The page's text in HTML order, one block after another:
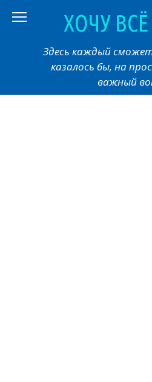
ХОЧУ
Здесь каждый
казалось бы, на
важный